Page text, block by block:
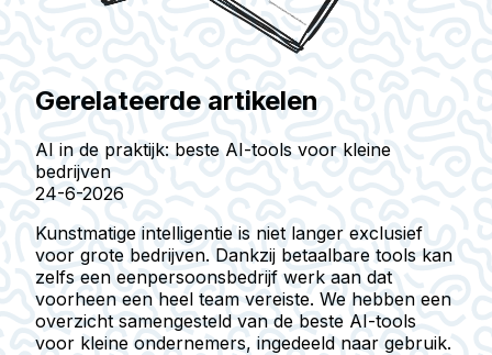
Gerelateerde artikelen
AI in de praktijk: beste AI-tools voor kleine
bedrijven
24-6-2026
Kunstmatige intelligentie is niet langer exclusief
voor grote bedrijven. Dankzij betaalbare tools kan
zelfs een eenpersoonsbedrijf werk aan dat
voorheen een heel team vereiste. We hebben een
overzicht samengesteld van de beste AI-tools
voor kleine ondernemers, ingedeeld naar gebruik.